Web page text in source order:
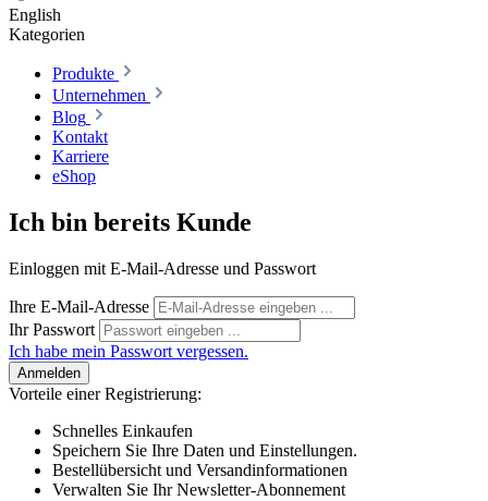
English
Kategorien
Produkte
Unternehmen
Blog
Kontakt
Karriere
eShop
Ich bin bereits Kunde
Einloggen mit E-Mail-Adresse und Passwort
Ihre E-Mail-Adresse
Ihr Passwort
Ich habe mein Passwort vergessen.
Anmelden
Vorteile einer Registrierung:
Schnelles Einkaufen
Speichern Sie Ihre Daten und Einstellungen.
Bestellübersicht und Versandinformationen
Verwalten Sie Ihr Newsletter-Abonnement